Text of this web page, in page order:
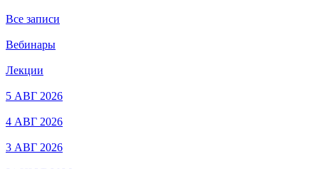
Все записи
Вебинары
Лекции
5 АВГ 2026
4 АВГ 2026
3 АВГ 2026